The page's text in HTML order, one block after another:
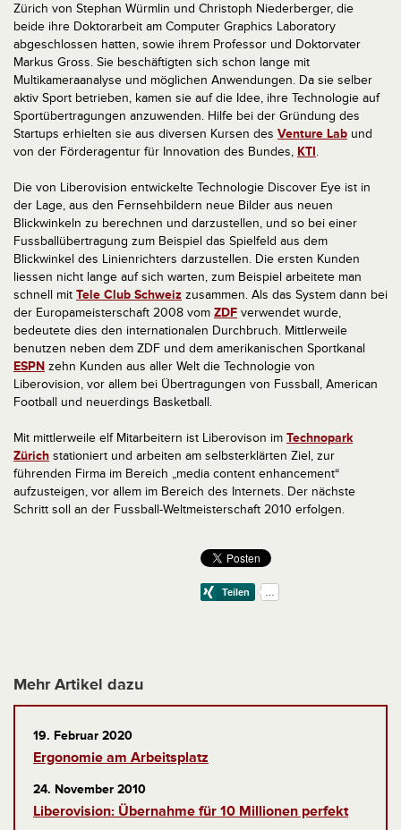
Zürich von Stephan Würmlin und Christoph Niederberger, die
beide ihre Doktorarbeit am Computer Graphics Laboratory
abgeschlossen hatten, sowie ihrem Professor und Doktorvater
Markus Gross. Sie beschäftigten sich schon lange mit
Multikameraanalyse und möglichen Anwendungen. Da sie selber
aktiv Sport betrieben, kamen sie auf die Idee, ihre Technologie auf
Sportübertragungen anzuwenden. Hilfe bei der Gründung des
Startups erhielten sie aus diversen Kursen des Venture Lab und
von der Förderagentur für Innovation des Bundes, KTI.
Die von Liberovision entwickelte Technologie Discover Eye ist in
der Lage, aus den Fernsehbildern neue Bilder aus neuen
Blickwinkeln zu berechnen und darzustellen, und so bei einer
Fussballübertragung zum Beispiel das Spielfeld aus dem
Blickwinkel des Linienrichters darzustellen. Die ersten Kunden
liessen nicht lange auf sich warten, zum Beispiel arbeitete man
schnell mit Tele Club Schweiz zusammen. Als das System dann bei
der Europameisterschaft 2008 vom ZDF verwendet wurde,
bedeutete dies den internationalen Durchbruch. Mittlerweile
benutzen neben dem ZDF und dem amerikanischen Sportkanal
ESPN zehn Kunden aus aller Welt die Technologie von
Liberovision, vor allem bei Übertragungen von Fussball, American
Football und neuerdings Basketball.
Mit mittlerweile elf Mitarbeitern ist Liberovison im Technopark
Zürich stationiert und arbeiten am selbsterklärten Ziel, zur
führenden Firma im Bereich „media content enhancement“
aufzusteigen, vor allem im Bereich des Internets. Der nächste
Schritt soll an der Fussball-Weltmeisterschaft 2010 erfolgen.
Mehr Artikel dazu
19. Februar 2020
Ergonomie am Arbeitsplatz
24. November 2010
Liberovision: Übernahme für 10 Millionen perfekt